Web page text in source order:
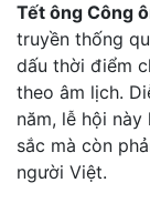
Tết ông Công
truyền thống
dấu thời điểm
theo âm lịch.
năm, lễ hội
sắc mà còn
người Việt.